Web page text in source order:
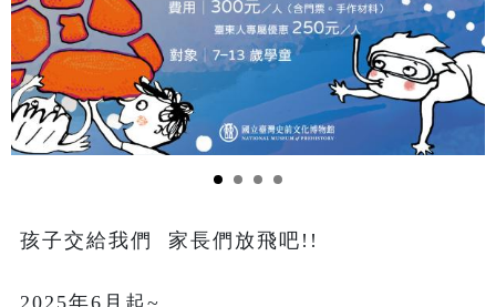
孩子交給我們  家長們放飛吧!!